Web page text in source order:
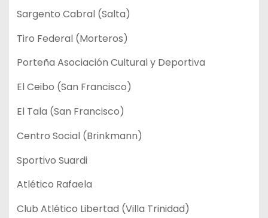
Sargento Cabral (Salta)
Tiro Federal (Morteros)
Porteña Asociación Cultural y Deportiva
El Ceibo (San Francisco)
El Tala (San Francisco)
Centro Social (Brinkmann)
Sportivo Suardi
Atlético Rafaela
Club Atlético Libertad (Villa Trinidad)